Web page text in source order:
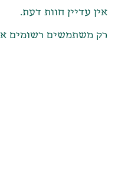
אין עדיין חוות דעת.
רק משתמשים רשומים